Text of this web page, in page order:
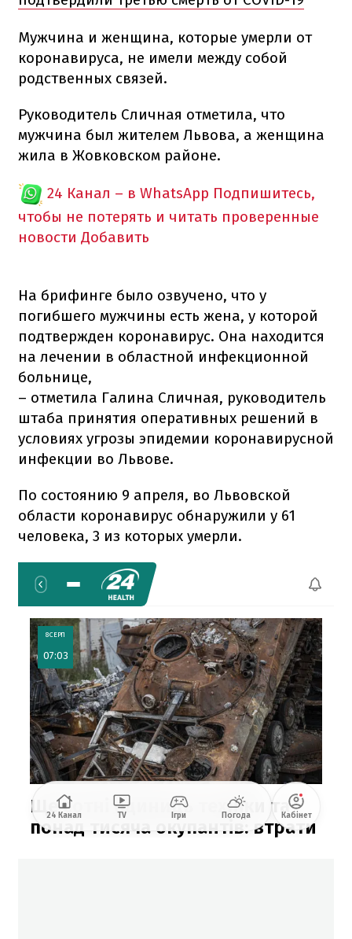
Мужчина и женщина, которые умерли от
коронавируса, не имели между собой
родственных связей.
Руководитель Сличная отметила, что
мужчина был жителем Львова, а женщина
жила в Жовковском районе.
24 Канал – в WhatsApp Подпишитесь,
чтобы не потерять и читать проверенные
новости Добавить
На брифинге было озвучено, что у
погибшего мужчины есть жена, у которой
подтвержден коронавирус. Она находится
на лечении в областной инфекционной
больнице,
– отметила Галина Сличная, руководитель
штаба принятия оперативных решений в
условиях угрозы эпидемии коронавирусной
инфекции во Львове.
По состоянию 9 апреля, во Львовской
области коронавирус обнаружили у 61
человека, 3 из которых умерли.